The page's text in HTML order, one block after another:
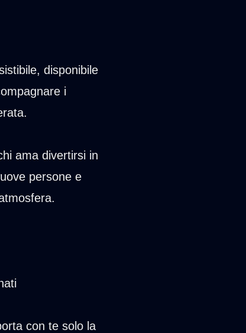
disponibile
i
ama divertirsi in
persone e
con te solo la